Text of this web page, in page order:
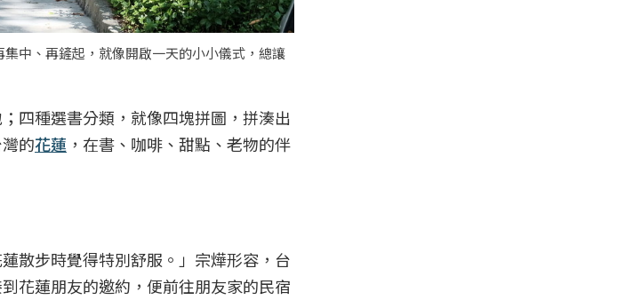
中、再鏟起，就像開啟一天的小小儀式，總讓
四種選書分類，就像四塊拼圖，拼湊出
的花蓮 ，在書、咖啡、甜點、老物的伴
散步時覺得特別舒服。」宗燁形容，台
花蓮朋友的邀約，便前往朋友家的民宿